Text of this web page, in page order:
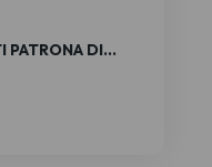
PATRONA DI